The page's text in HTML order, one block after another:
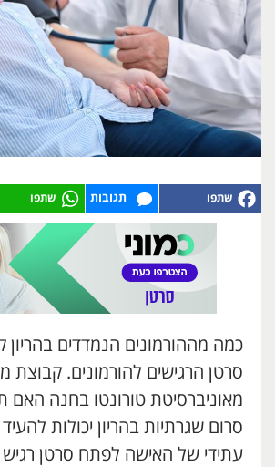
תגובות
כמה מההורמונים הנמדדים בהריון
סרטן הרגישים להורמונים. קבוצת
מאוניברסיטת טורונטו בחנה האם
סרום שגרתיות בהריון יכולות
עתידי של האישה לפתח סרטן רגיש